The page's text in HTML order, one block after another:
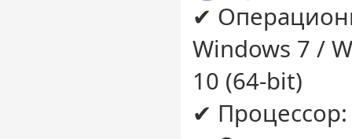
✔
Windows 7 /
10 (64-bit)
✔